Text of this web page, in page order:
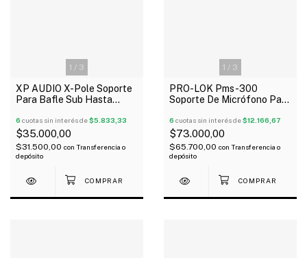
1 / 3
XP AUDIO X-Pole Soporte
Para Bafle Sub Hasta
6 cuotas sin interés de$5.833,33
$35.000,00
$31.500,00 con Transferencia o
depósito
1 / 3
PRO-LOK Pms-300
Soporte De Micrófono Para
Oferta!
6 cuotas sin interés de$12.166,67
$73.000,00
$65.700,00 con Transferencia o
depósito